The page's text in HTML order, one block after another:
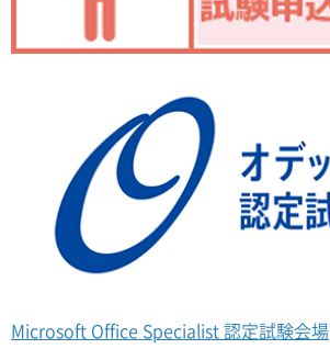
Microsoft Office Specialist 認定試験会場